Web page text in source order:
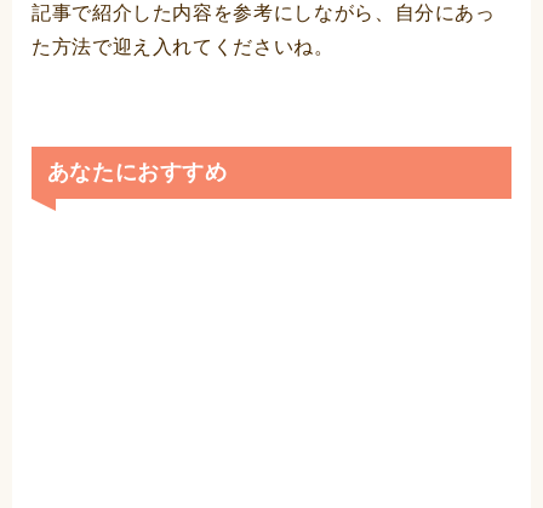
記事で紹介した内容を参考にしながら、自分にあっ
た方法で迎え入れてくださいね。
あなたにおすすめ